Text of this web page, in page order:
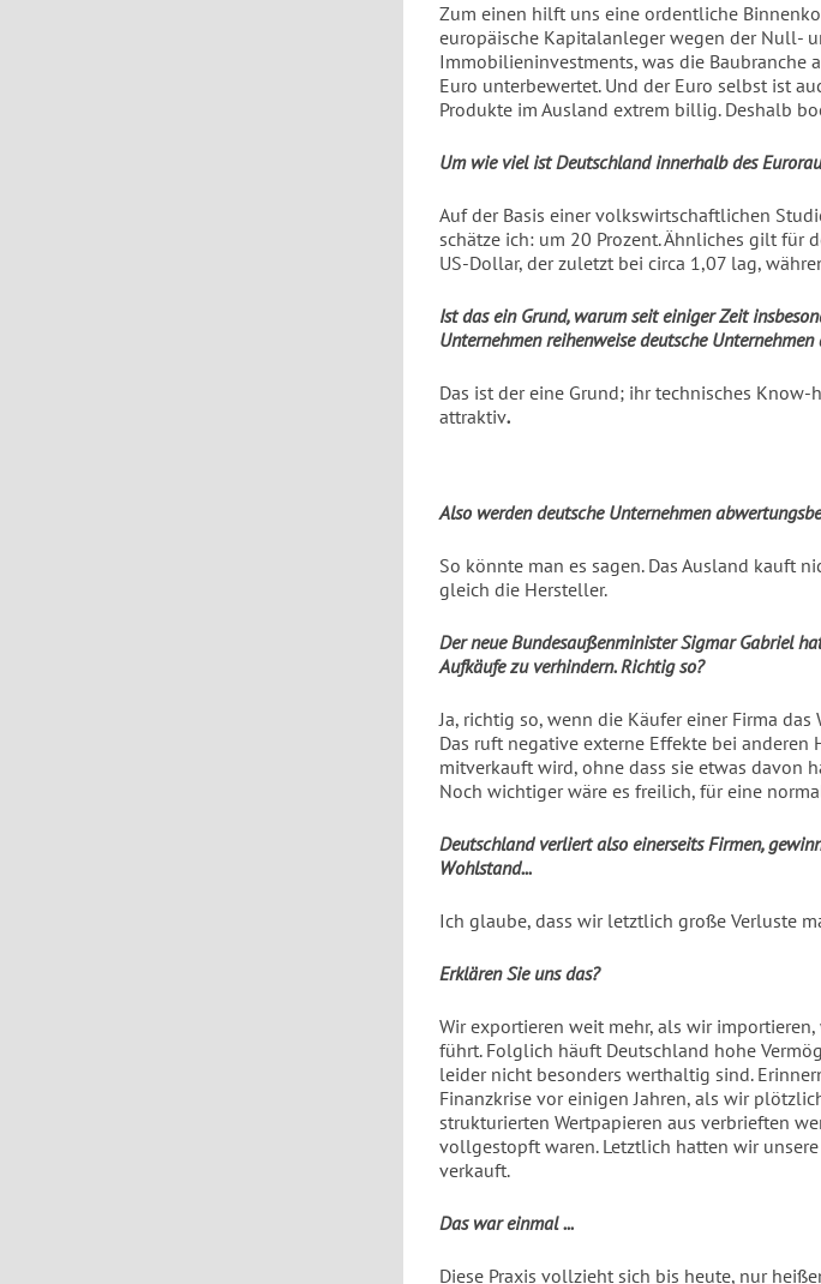
Zum einen hilft uns eine ordentliche
europäische Kapitalanleger wegen der Null-
Immobilieninvestments, was die Baubranche
Euro unterbewertet. Und der Euro selbst ist
Produkte im Ausland extrem billig. Deshalb
Um wie viel ist Deutschland innerhalb des
Auf der Basis einer volkswirtschaftlichen
schätze ich: um 20 Prozent. Ähnliches gilt für
US-Dollar, der zuletzt bei circa 1,07 lag,
Ist das ein Grund, warum seit einiger Zeit
Unternehmen reihenweise deutsche Unternehmen
Das ist der eine Grund; ihr technisches
attraktiv.
Also werden deutsche Unternehmen
So könnte man es sagen. Das Ausland kauft
gleich die Hersteller.
Der neue Bundesaußenminister Sigmar Gabriel
Aufkäufe zu verhindern. Richtig so?
Ja, richtig so, wenn die Käufer einer Firma
Das ruft negative externe Effekte bei anderen
mitverkauft wird, ohne dass sie etwas davon
Noch wichtiger wäre es freilich, für eine
Deutschland verliert also einerseits Firmen,
Wohlstand...
Ich glaube, dass wir letztlich große Verluste
Erklären Sie uns das?
Wir exportieren weit mehr, als wir
führt. Folglich häuft Deutschland hohe
leider nicht besonders werthaltig sind.
Finanzkrise vor einigen Jahren, als wir
strukturierten Wertpapieren aus verbrieften
vollgestopft waren. Letztlich hatten wir
verkauft.
Das war einmal ...
Diese Praxis vollzieht sich bis heute, nur